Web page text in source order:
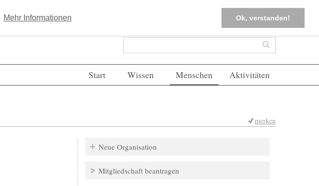
Mehr Informationen Ok, verstanden!
Kostenlos registrieren FAQs Einloggen
Suchformular Suche
Start Wissen Menschen Aktivitäten
merken
Neue Organisation
Mitgliedschaft beantragen